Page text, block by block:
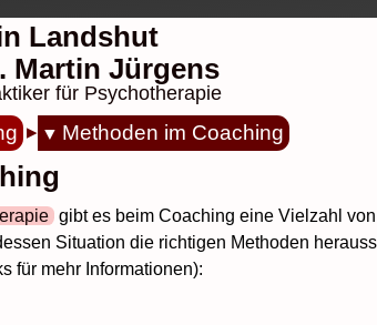
Landshut
Martin Jürgens
für Psychotherapie
Methoden im Coaching
gibt es beim Coaching eine Vielzahl
Situation die richtigen Methoden
für mehr Informationen):